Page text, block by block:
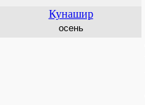
Кунашир
осень